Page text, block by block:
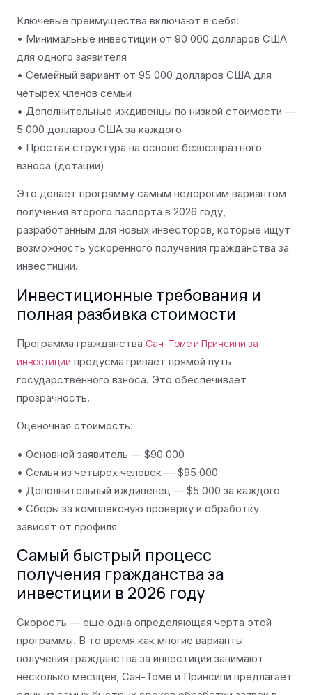
Ключевые преимущества включают в себя:
• Минимальные инвестиции от 90 000 долларов США
для одного заявителя
• Семейный вариант от 95 000 долларов США для
четырех членов семьи
• Дополнительные иждивенцы по низкой стоимости —
5 000 долларов США за каждого
• Простая структура на основе безвозвратного
взноса (дотации)
Это делает программу самым недорогим вариантом
получения второго паспорта в 2026 году,
разработанным для новых инвесторов, которые ищут
возможность ускоренного получения гражданства за
инвестиции.
Инвестиционные требования и
полная разбивка стоимости
Программа гражданства Сан-Томе и Принсипи за
инвестиции предусматривает прямой путь
государственного взноса. Это обеспечивает
прозрачность.
Оценочная стоимость:
• Основной заявитель — $90 000
• Семья из четырех человек — $95 000
• Дополнительный иждивенец — $5 000 за каждого
• Сборы за комплексную проверку и обработку
зависят от профиля
Самый быстрый процесс
получения гражданства за
инвестиции в 2026 году
Скорость — еще одна определяющая черта этой
программы. В то время как многие варианты
получения гражданства за инвестиции занимают
несколько месяцев, Сан-Томе и Принсипи предлагает